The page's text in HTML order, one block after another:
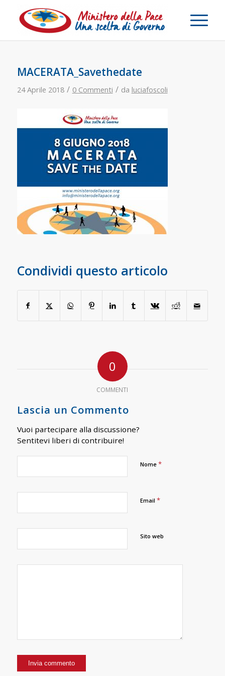
MACERATA_Savethedate
24 Aprile 2018 / 0 Commenti / da luciafoscoli
Condividi questo articolo
0
COMMENTI
Lascia un Commento
Vuoi partecipare alla discussione?
Sentitevi liberi di contribuire!
Nome *
Email *
Sito web